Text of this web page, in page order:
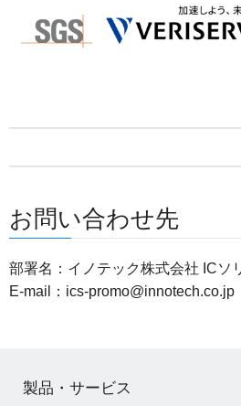
お問い合わせ先
部署名：イノテック株式会社 ICソ
E-mail： ics-promo@innotech.co.jp
製品・サービス